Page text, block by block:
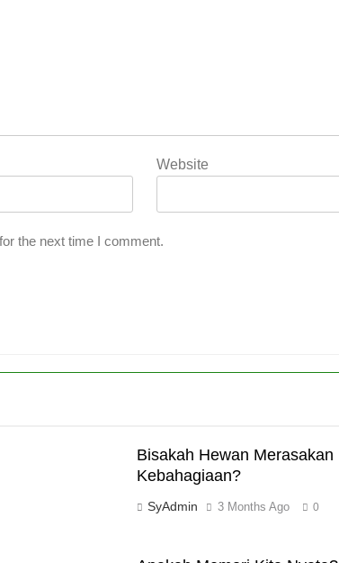
Website
the next time I comment.
Bisakah Hewan Merasakan
Kebahagiaan?
SyAdmin 3 Months Ago 0